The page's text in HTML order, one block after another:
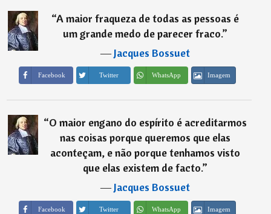
“A maior fraqueza de todas as pessoas é
um grande medo de parecer fraco.”
―Jacques Bossuet
Facebook Twitter WhatsApp Imagem
“O maior engano do espírito é acreditarmos
nas coisas porque queremos que elas
aconteçam, e não porque tenhamos visto
que elas existem de facto.”
―Jacques Bossuet
Facebook Twitter WhatsApp Imagem